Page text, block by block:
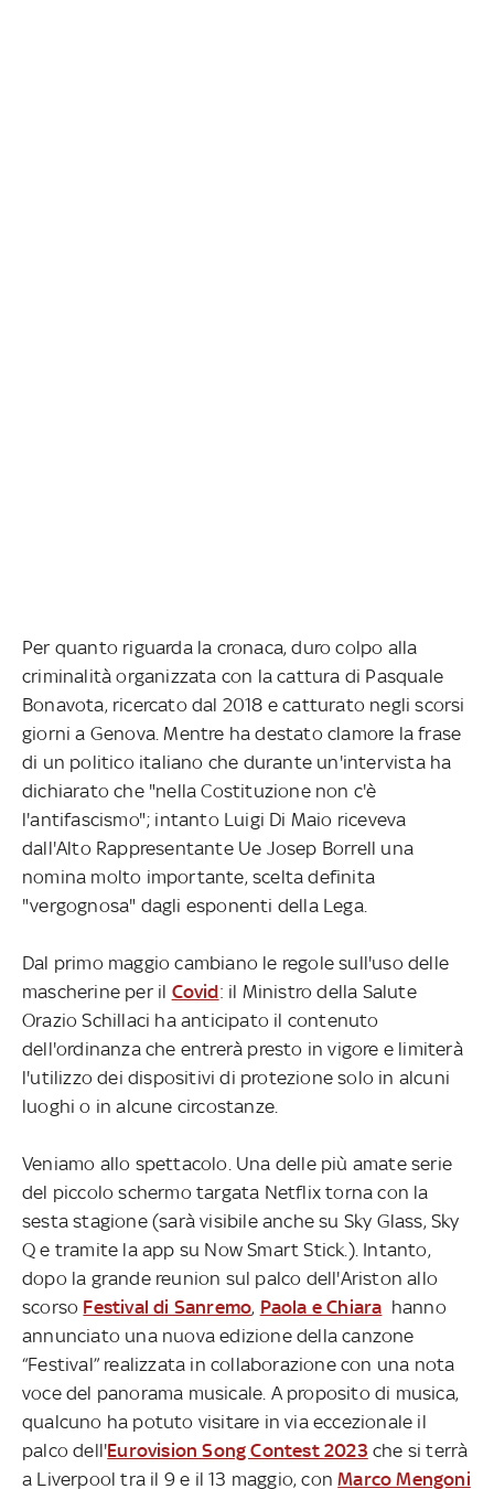
Per quanto riguarda la cronaca, duro colpo alla
criminalità organizzata con la cattura di Pasquale
Bonavota, ricercato dal 2018 e catturato negli scorsi
giorni a Genova. Mentre ha destato clamore la frase
di un politico italiano che durante un'intervista ha
dichiarato che "nella Costituzione non c'è
l'antifascismo"; intanto Luigi Di Maio riceveva
dall'Alto Rappresentante Ue Josep Borrell una
nomina molto importante, scelta definita
"vergognosa" dagli esponenti della Lega.
Dal primo maggio cambiano le regole sull'uso delle
mascherine per il Covid: il Ministro della Salute
Orazio Schillaci ha anticipato il contenuto
dell'ordinanza che entrerà presto in vigore e limiterà
l'utilizzo dei dispositivi di protezione solo in alcuni
luoghi o in alcune circostanze.
Veniamo allo spettacolo. Una delle più amate serie
del piccolo schermo targata Netflix torna con la
sesta stagione (sarà visibile anche su Sky Glass, Sky
Q e tramite la app su Now Smart Stick.). Intanto,
dopo la grande reunion sul palco dell'Ariston allo
scorso Festival di Sanremo, Paola e Chiara hanno
annunciato una nuova edizione della canzone
“Festival” realizzata in collaborazione con una nota
voce del panorama musicale. A proposito di musica,
qualcuno ha potuto visitare in via eccezionale il
palco dell'Eurovision Song Contest 2023 che si terrà
a Liverpool tra il 9 e il 13 maggio, conMarco Mengoni